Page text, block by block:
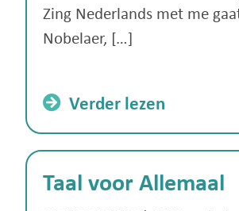
Zing Nederlands met me
Nobelaer, […]
Verder lezen
Taal voor Allemaal